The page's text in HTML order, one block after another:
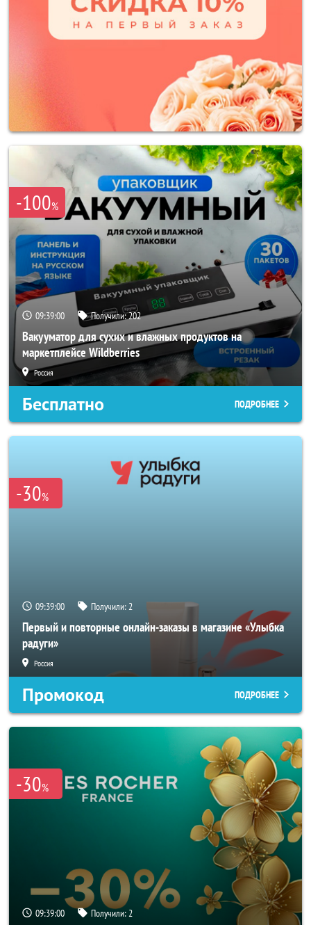
-100%
09:38:58 Получили:202
Вакууматор для сухих и влажных продуктов на
маркетплейсе Wildberries
Россия
Бесплатно ПОДРОБНЕЕ
-30%
09:38:58 Получили:2
Первый и повторные онлайн-заказы в магазине «Улыбка
радуги»
Россия
Промокод ПОДРОБНЕЕ
-30%
09:38:58 Получили:2